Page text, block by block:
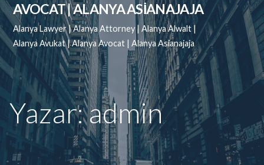
AVOCAT | ALANYA ASIANAJAJA
Alanya Lawyer | Alanya Attorney | Alanya Alwalt |
Alanya Avukat | Alanya Avocat | Alanya Asianajaja
Yazar: admin